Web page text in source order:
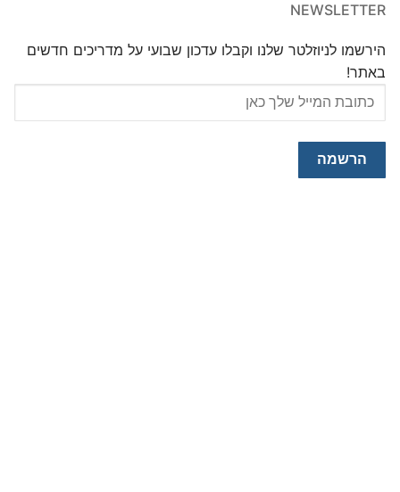
NEWSLETTER
הירשמו לניוזלטר שלנו וקבלו עדכון שבועי על מדריכים חדשים
באתר!